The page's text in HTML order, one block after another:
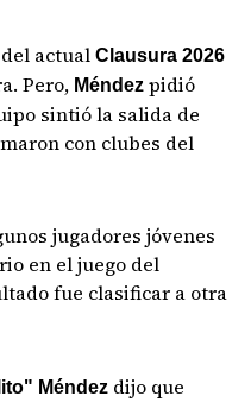
actualClausura 2026
Pero, Méndez pidió
sintió la salida de
con clubes del
jugadores jóvenes
en el juego del
fue clasificar a otra
Méndez dijo que